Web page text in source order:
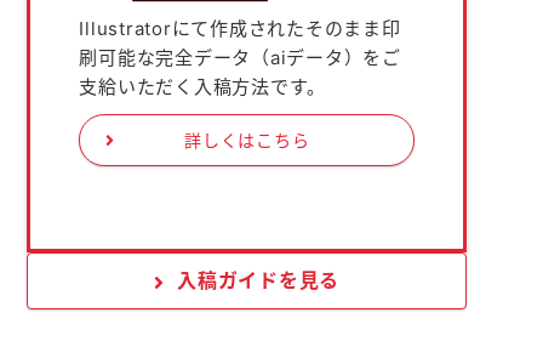
Illustratorにて作成されたそのまま印
刷可能な完全データ（aiデータ）をご
支給いただく入稿方法です。
詳しくはこちら
入稿ガイドを見る